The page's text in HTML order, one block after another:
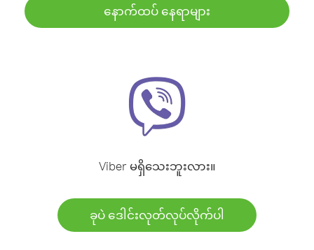
နောက်ထပ် နေရာများ
Viber မရှိသေးဘူးလား။
ခုပဲ ဒေါင်းလုတ်လုပ်လိုက်ပါ